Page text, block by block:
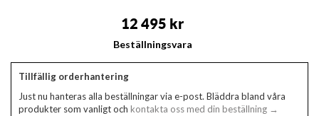
12 495 kr
Beställningsvara
Tillfällig orderhantering
Just nu hanteras alla beställningar via e-post. Bläddra bland våra
produkter som vanligt och kontakta oss med din beställning →